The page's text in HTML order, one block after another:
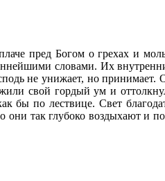
пред Богом о грехах и
словами. Их
не унижает, но принимает.
свой гордый ум и
бы по лествице. Свет
они так глубоко воздыхают и